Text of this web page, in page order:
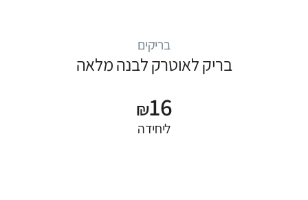
בריקים
בריק לאוטרק לבנה מלאה
₪16
ליחידה